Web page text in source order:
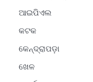
ଆଇପିଏଲ
କଟକ
କେନ୍ଦ୍ରାପଡ଼ା
ଖେଳ